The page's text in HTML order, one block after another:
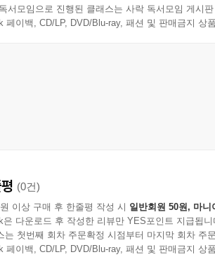
이 일상 속에 자연스럽게 침투한 지금, 이
서모임으로 진행된 클래스는 사락 독서모임 게시
페이백, CD/LP, DVD/Blu-ray, 패션 및 판매금지 상
(0건)
이상 구매 후 한줄평 작성 시 일반회원 50원, 마니
은 다운로드 후 작성한 리뷰만 YES포인트 지급됩니
는 첫번째 회차 주문확정 시점부터 마지막 회차 주
페이백, CD/LP, DVD/Blu-ray, 패션 및 판매금지 상